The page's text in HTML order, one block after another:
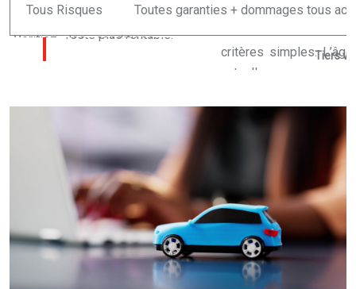
Tiers
Tous Risques Toutes garanties + dommages tous